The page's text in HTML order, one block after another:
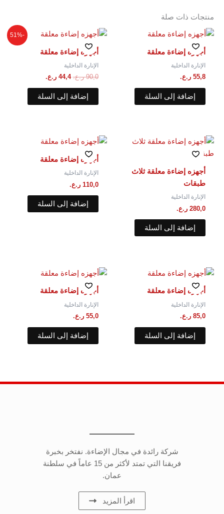
منتجات ذات صلة
أجهزه إضاءة معلقة
الإنارة الداخلية
55,8 ر.ع.
إضافة إلى السلة
-51%
أجهزه إضاءة معلقة
الإنارة الداخلية
90,0 ر.ع.
السعر
هو:
90,0 ر.ع..
44,4 ر.ع.
السعر
هو:
إضافة إلى السلة
أجهزه إضاءة معلقة ثلاث
طبقات
الإنارة الداخلية
280,0 ر.ع.
إضافة إلى السلة
أجهزه إضاءة معلقة
الإنارة الداخلية
110,0 ر.ع.
إضافة إلى السلة
أجهزه إضاءة معلقة
الإنارة الداخلية
85,0 ر.ع.
إضافة إلى السلة
أجهزه إضاءة معلقة
الإنارة الداخلية
55,0 ر.ع.
إضافة إلى السلة
شركة رائدة في مجال الإضاءة. نفتخر بخبرة
فريقنا التي تمتد لأكثر من 15 عاماً في سلطنة
عمان.
اقرأ المزيد